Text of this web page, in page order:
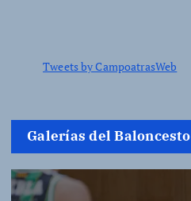
Tweets by CampoatrasWeb
Galerías del Baloncesto